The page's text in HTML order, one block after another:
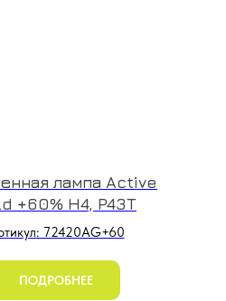
лампа Active
+60% H4, P43T
72420AG+60
ПОДРОБНЕЕ